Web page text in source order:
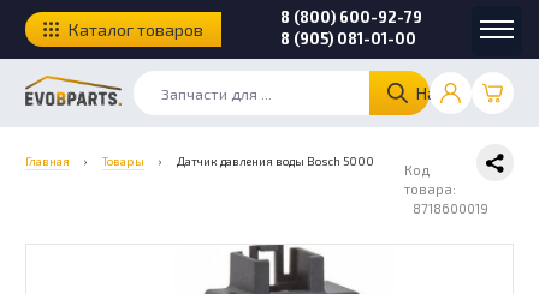
Найти
8 (800) 600-92-79
8 (905) 081-01-00
Каталог товаров
Главная › Товары › Датчик давления воды Bosch 5000
Код
товара:
8718600019